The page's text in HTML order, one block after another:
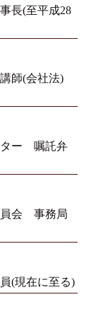
長(至平成28
師(会社法)
ター 嘱託弁
員会 事務局
(現在に至る)